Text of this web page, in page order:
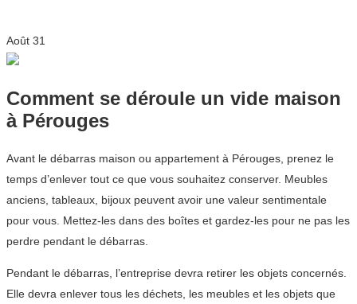
Août 31
Comment se déroule un vide maison
à Pérouges
Avant le débarras maison ou appartement à Pérouges, prenez le
temps d’enlever tout ce que vous souhaitez conserver. Meubles
anciens, tableaux, bijoux peuvent avoir une valeur sentimentale
pour vous. Mettez-les dans des boîtes et gardez-les pour ne pas les
perdre pendant le débarras.
Pendant le débarras, l’entreprise devra retirer les objets concernés.
Elle devra enlever tous les déchets, les meubles et les objets que